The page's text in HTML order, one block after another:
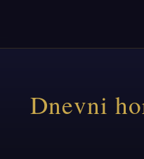
Dnevni